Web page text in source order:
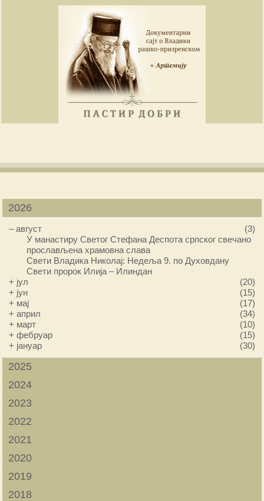
2026
–август
(3)
У манастиру Светог Стефана Деспота српског свечано
прослављена храмовна слава
Свети Владика Николај: Недеља 9. по Духовдану
Свети пророк Илија – Илиндан
+ јул
(20)
+ јун
(15)
+ мај
(17)
+април
(34)
+ март
(10)
+фебруар
(15)
+ јануар (30)
2025
2024
2023
2022
2021
2020
2019
2018